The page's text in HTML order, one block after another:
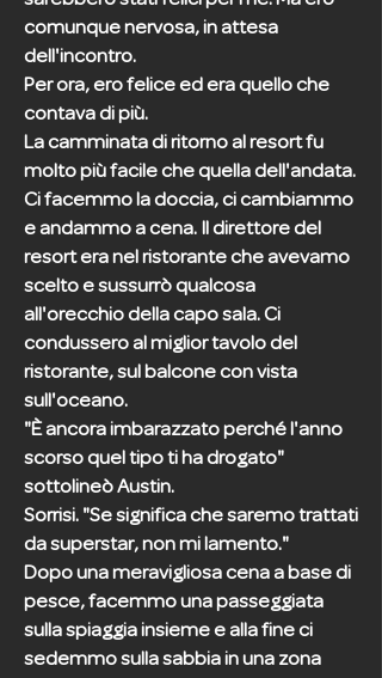
comunque nervosa, in attesa
dell'incontro.
Per ora, ero felice ed era quello che
contava di più.
La camminata di ritorno al resort fu
molto più facile che quella dell'andata.
Ci facemmo la doccia, ci cambiammo
e andammo a cena. Il direttore del
resort era nel ristorante che avevamo
scelto e sussurrò qualcosa
all'orecchio della capo sala. Ci
condussero al miglior tavolo del
ristorante, sul balcone con vista
sull'oceano.
"È ancora imbarazzato perché l'anno
scorso quel tipo ti ha drogato"
sottolineò Austin.
Sorrisi. "Se significa che saremo trattati
da superstar, non mi lamento."
Dopo una meravigliosa cena a base di
pesce, facemmo una passeggiata
sulla spiaggia insieme e alla fine ci
sedemmo sulla sabbia in una zona